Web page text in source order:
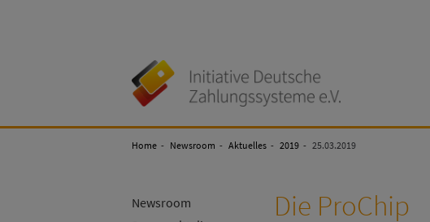
Deutsche
Zahlungssysteme
Home Newsroom Aktuelles 2019 25.03.2019
Newsroom
Die ProChip